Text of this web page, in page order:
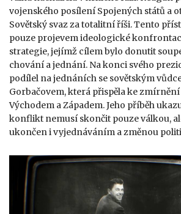
vojenského posílení Spojených států a
Sovětský svaz za totalitní říši. Tento
pouze projevem ideologické
strategie, jejímž cílem bylo donutit
chování a jednání. Na konci svého
podílel na jednáních se sovětským
Gorbačovem, která přispěla ke
Východem a Západem. Jeho příběh
konflikt nemusí skončit pouze válkou,
ukončen i vyjednáváním a změnou